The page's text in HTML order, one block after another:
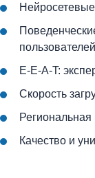
пользователей
E-E-A-T:
Скорость
Региональная
Качество и